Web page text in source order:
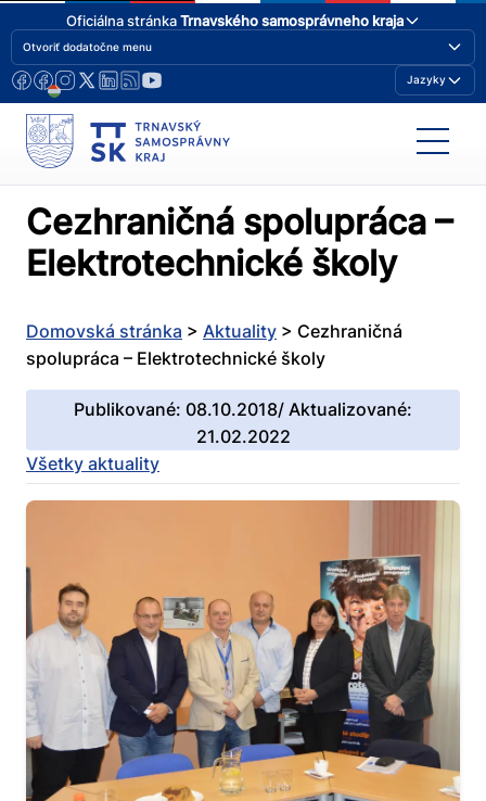
Oficiálna stránkaTrnavského samosprávneho kraja
Otvoriť dodatočne menu
Jazyky
Cezhraničná spolupráca –
Elektrotechnické školy
Domovská stránka > Aktuality > Cezhraničná
spolupráca – Elektrotechnické školy
Publikované: 08.10.2018/ Aktualizované:
21.02.2022
Všetky aktuality